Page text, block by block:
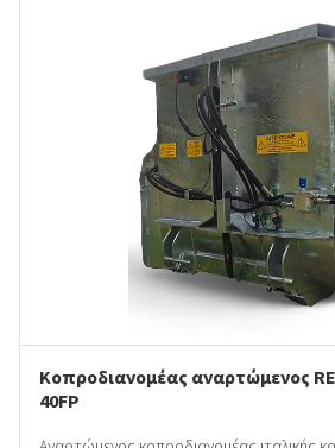
Κοπροδιανομέας αναρτώμενος
40FP